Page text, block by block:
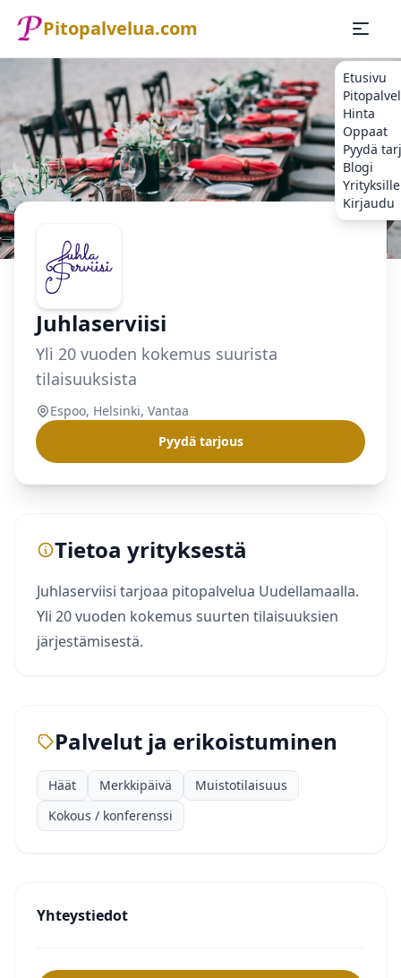
Pitopalvelua.com
Etusivu
Hinta
Oppaat
Pyydä
Blogi
Yrityksille
Kirjaudu
Juhlaserviisi
Yli 20 vuoden kokemus suurista
tilaisuuksista
Espoo, Helsinki, Vantaa
Pyydä tarjous
Tietoa yrityksestä
Juhlaserviisi tarjoaa pitopalvelua Uudellamaalla.
Yli 20 vuoden kokemus suurten tilaisuuksien
järjestämisestä.
Palvelut ja erikoistuminen
Häät Merkkipäivä
Muistotilaisuus
Kokous / konferenssi
Yhteystiedot